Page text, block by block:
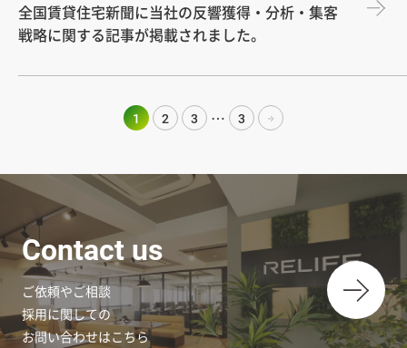
全国賃貸住宅新聞に当社の反響獲得・分析・集客
戦略に関する記事が掲載されました。
1 2 3 … 3
Contact us
ご依頼やご相談
採用に関しての
お問い合わせはこちら